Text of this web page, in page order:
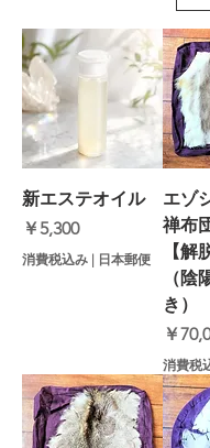
新エステオイル
価格
￥5,300
消費税込み | 日本郵便
エゾ
禅布
【解
（陰
き）
価格
￥
消費税